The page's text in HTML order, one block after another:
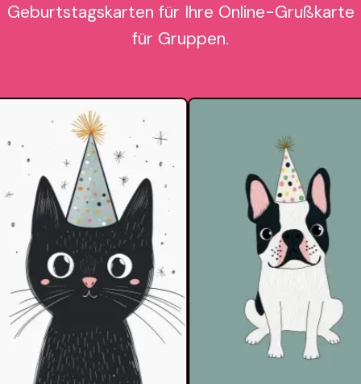
Geburtstagskarten für Ihre Online-Grußkarte
für Gruppen.